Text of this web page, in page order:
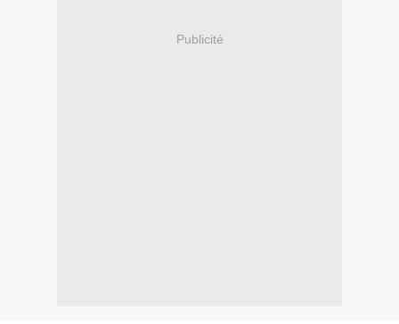
Publicité